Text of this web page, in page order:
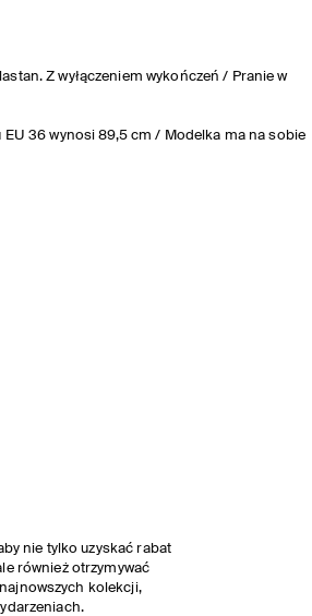
Z wyłączeniem wykończeń / Pranie w
EU 36 wynosi 89,5 cm / Modelka ma na sobie
nie tylko uzyskać rabat
również otrzymywać
kolekcji,